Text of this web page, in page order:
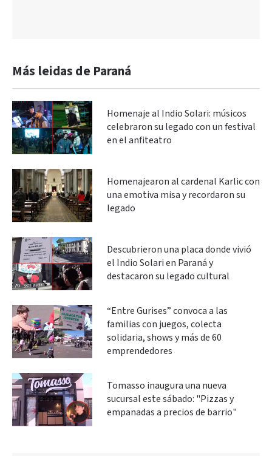
Más leidas de Paraná
Homenaje al Indio Solari: músicos
celebraron su legado con un festival
en el anfiteatro
Homenajearon al cardenal Karlic con
una emotiva misa y recordaron su
legado
Descubrieron una placa donde vivió
el Indio Solari en Paraná y
destacaron su legado cultural
“Entre Gurises” convoca a las
familias con juegos, colecta
solidaria, shows y más de 60
emprendedores
Tomasso inaugura una nueva
sucursal este sábado: "Pizzas y
empanadas a precios de barrio"